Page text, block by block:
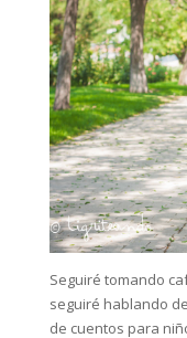
Seguiré tomando
seguiré hablando
de cuentos para